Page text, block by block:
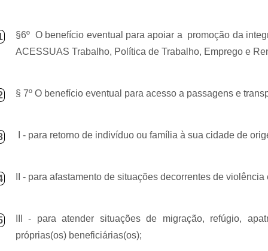
§6º O benefício eventual para apoiar a promoção da
ACESSUAS Trabalho, Política de Trabalho, Emprego e
§ 7º O benefício eventual para acesso a passagens e
I - para retorno de indivíduo ou família à sua cidade de
II - para afastamento de situações decorrentes de
III - para atender situações de migração, refúgio,
próprias(os) beneficiárias(os);